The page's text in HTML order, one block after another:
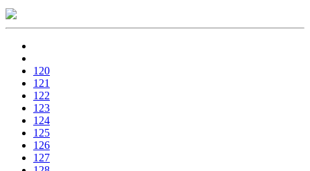
120
121
122
123
124
125
126
127